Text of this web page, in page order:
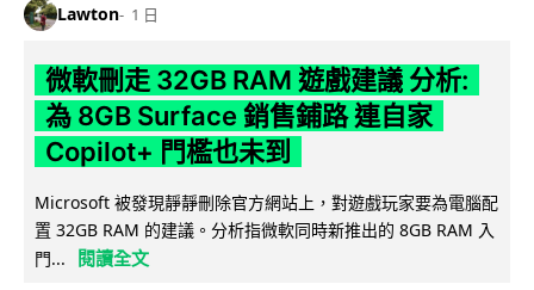
Lawton 1 日
微軟刪走 32GB RAM 遊戲建議 分析:
為 8GB Surface 銷售鋪路 連自家
Copilot+ 門檻也未到
Microsoft 被發現靜靜刪除官方網站上，對遊戲玩家要為電腦配
置 32GB RAM 的建議。分析指微軟同時新推出的 8GB RAM 入
門...
閱讀全文